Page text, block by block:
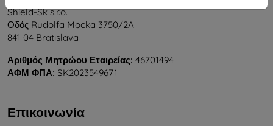
Shield-Sk s.r.o.
Οδός Rudolfa Mocka 3750/2A
841 04 Bratislava
Αριθμός Μητρώου Εταιρείας: 46701494
ΑΦΜ ΦΠΑ: SK2023549671
Επικοινωνία